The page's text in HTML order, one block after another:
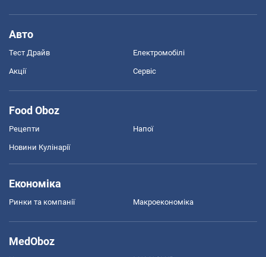
Авто
Тест Драйв Електромобілі
Акції Сервіс
Food Oboz
Рецепти Напої
Новини Кулінарії
Економіка
Ринки та компанії Макроекономіка
MedOboz